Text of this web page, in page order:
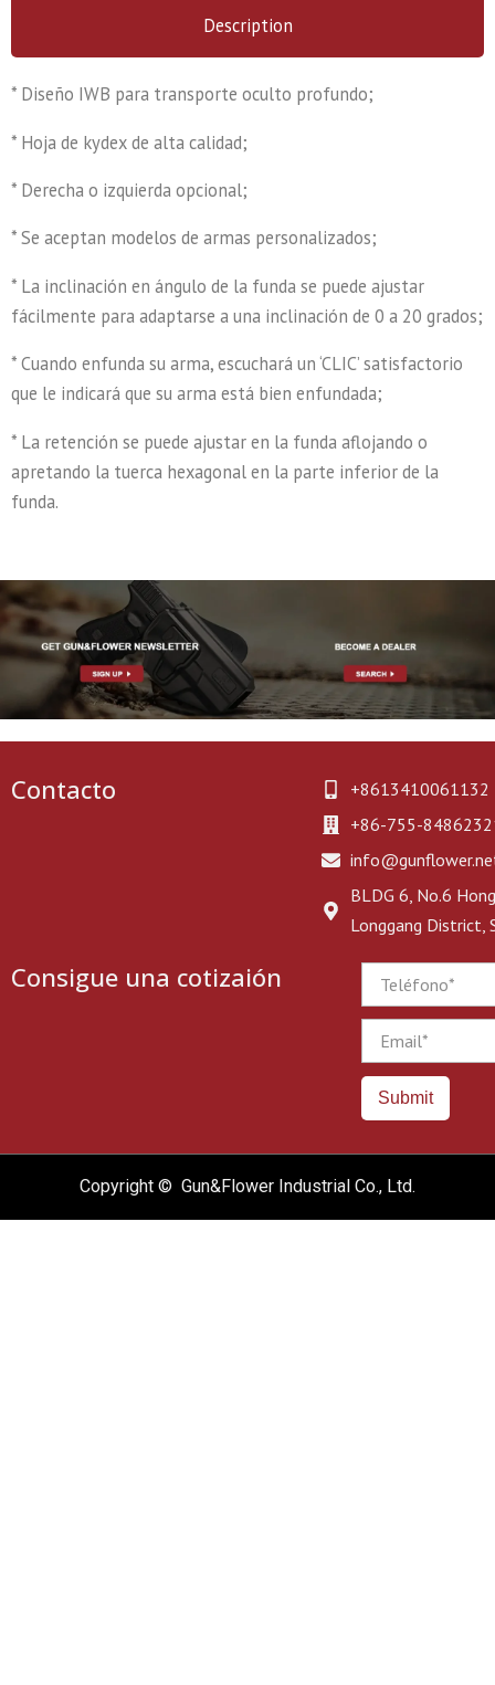
Description
* Diseño IWB para transporte oculto profundo;
* Hoja de kydex de alta calidad;
* Derecha o izquierda opcional;
* Se aceptan modelos de armas personalizados;
* La inclinación en ángulo de la funda se puede ajustar
fácilmente para adaptarse a una inclinación de 0 a 20 grados;
* Cuando enfunda su arma, escuchará un ‘CLIC’ satisfactorio
que le indicará que su arma está bien enfundada;
* La retención se puede ajustar en la funda aflojando o
apretando la tuerca hexagonal en la parte inferior de la
funda.
Contacto
+8613410061132
+86-755-
BLDG 6, No.6
Longgang District,
Consigue una cotizaión
Submit
Copyright © Gun&Flower Industrial Co., Ltd.